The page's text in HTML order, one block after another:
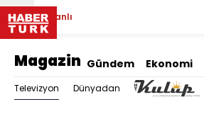
Canlı
Magazin Gündem Ekonomi
Televizyon Dünyadan